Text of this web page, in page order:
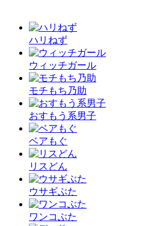
ハリねず
ウィッチガール
モチもち乃助
おすもう系男子
ベアもぐ
リスどん
ウサギぶた
ワンコぶた